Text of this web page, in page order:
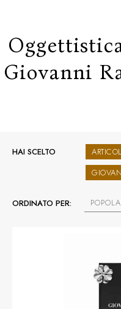
Giovanni
HAI SCELTO
ORDINATO PER: